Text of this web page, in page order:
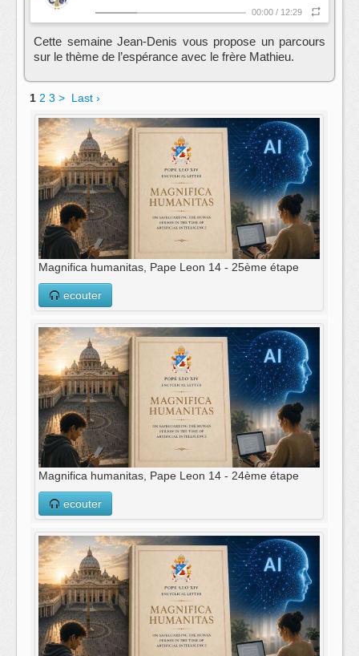
00:00 / 12:29
Cette semaine Jean-Denis vous propose un parcours
sur le thème de l’espérance avec le frère Mathieu.
1 2 3 > Last ›
Magnifica humanitas, Pape Leon 14 - 25ème étape
ecouter
Magnifica humanitas, Pape Leon 14 - 24ème étape
ecouter